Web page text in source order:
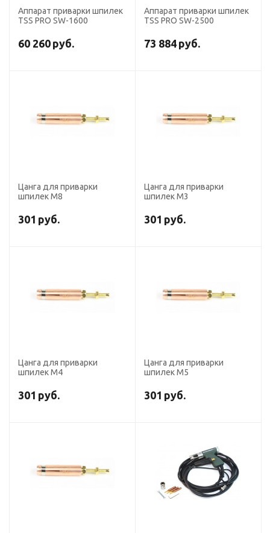
Аппарат приварки шпилек
TSS PRO SW-1600
60 260 руб.
Аппарат приварки шпилек
TSS PRO SW-2500
73 884 руб.
Цанга для приварки
шпилек М8
301 руб.
Цанга для приварки
шпилек М3
301 руб.
Цанга для приварки
шпилек М4
301 руб.
Цанга для приварки
шпилек М5
301 руб.